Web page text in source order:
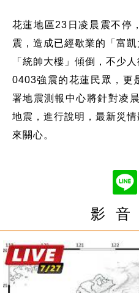
花蓮地區23日凌晨震不停
震，造成已經歇業的「富
「統帥大樓」傾倒，不少
0403強震的花蓮民眾，更
署地震測報中心將針對凌
地震，進行說明，最新災
來關心。
影 音